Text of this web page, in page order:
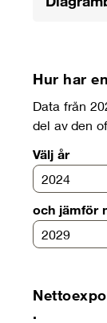
Hur har
Data från
del av den
Välj år
2024
och jämför
2029
.